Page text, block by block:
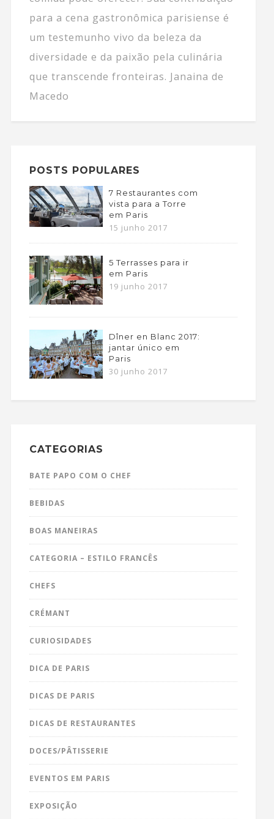
para a cena gastronômica parisiense é
um testemunho vivo da beleza da
diversidade e da paixão pela culinária
que transcende fronteiras. Janaina de
Macedo
POSTS POPULARES
7 Restaurantes com
vista para a Torre
em Paris
15 junho 2017
5 Terrasses para ir
em Paris
19 junho 2017
Dîner en Blanc 2017:
jantar único em
Paris
30 junho 2017
CATEGORIAS
BATE PAPO COM O CHEF
BEBIDAS
BOAS MANEIRAS
CATEGORIA – ESTILO FRANCÊS
CHEFS
CRÉMANT
CURIOSIDADES
DICA DE PARIS
DICAS DE PARIS
DICAS DE RESTAURANTES
DOCES/PÂTISSERIE
EVENTOS EM PARIS
EXPOSIÇÃO